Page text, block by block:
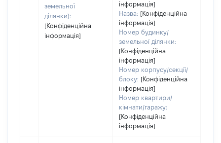
земельної
ділянки):
[Конфіденційна
інформація]
інформація]
Назва: [Конфіденційна
інформація]
Номер будинку/
земельної ділянки:
[Конфіденційна
інформація]
Номер корпусу/секції/
блоку: [Конфіденційна
інформація]
Номер квартири/
кімнати/гаражу:
[Конфіденційна
інформація]